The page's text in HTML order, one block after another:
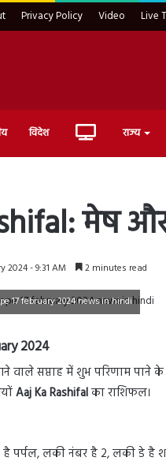
Privacy Policy Video Live
विदेश Live राज्य
मेष
2024 - 9:31 AM 2 minutes read
17 february 2024 news in hindi
2024
वाले सप्ताह में शुभ परिणाम
Aaj Ka Rashifalका राशिफल।
लकी नंबर है 2, लकी डे है